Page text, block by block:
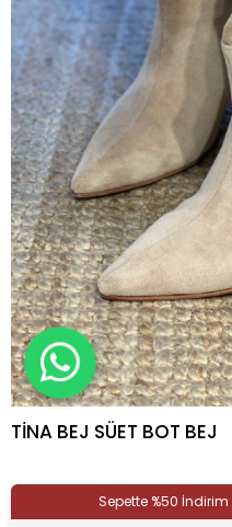
TİNA BEJ SÜET BOT BEJ
Sepette %50 İndirim